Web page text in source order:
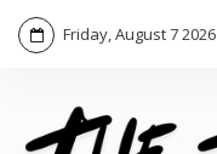
Friday, August 7 2026